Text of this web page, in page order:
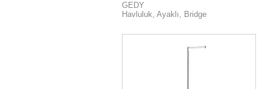
GEDY
Havluluk, Ayaklı, Bridge